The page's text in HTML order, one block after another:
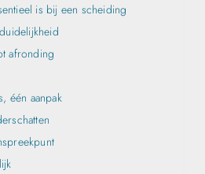
is bij een scheiding
afronding
één aanpak